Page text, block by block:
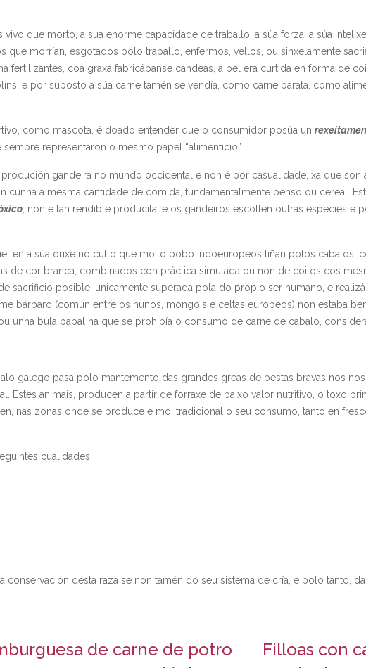
que morto, a súa enorme capacidade de traballo, a súa forza, a súa
que morrían, esgotados polo traballo, enfermos, vellos, ou sinxelamente
coa graxa fabricábanse candeas, a pel era curtida en forma de
e por suposto a súa carne tamén se vendía, como carne barata, como
como mascota, é doado entender que o consumidor posúa un
representaron o mesmo papel “alimenticio”.
gandeira no mundo occidental e non é por casualidade, xa que son
a mesma cantidade de comida, fundamentalmente penso ou cereal.
, non é tan rendible producila, e os gandeiros escollen outras especies e
ten a súa orixe no culto que moito pobo indoeuropeos tiñan polos cabalos,
de cor branca, combinados con práctica simulada ou non de coitos cos
sacrificio posible, unicamente superada pola do propio ser humano, e
bárbaro (común entre os hunos, mongois e celtas europeos) non estaba
unha bula papal na que se prohibía o consumo de carne de cabalo,
galego pasa polo mantemento das grandes greas de bestas bravas nos
Estes animais, producen a partir de forraxe de baixo valor nutritivo, o toxo
nas zonas onde se produce e moi tradicional o seu consumo, tanto en
cualidades:
desta raza se non tamén do seu sistema de cría, e polo tanto,
de carne de potro
Filloas con